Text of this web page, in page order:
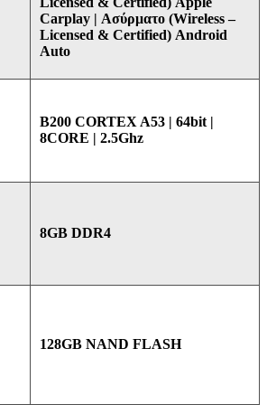
Carplay | Ασύρματο (Wireless –
Licensed & Certified) Android
Auto
B200 CORTEX A53 | 64bit |
8CORE | 2.5Ghz
8GB DDR4
128GB NAND FLASH